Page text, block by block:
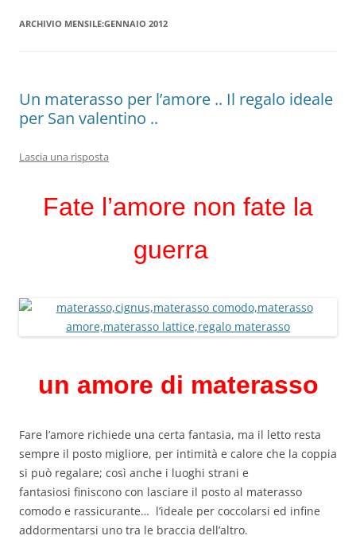
ARCHIVIO MENSILE:GENNAIO 2012
Un materasso per l’amore .. Il regalo ideale
per San valentino ..
Lascia una risposta
Fate l’amore non fate la
guerra
un amore di materasso
Fare l’amore richiede una certa fantasia, ma il letto resta
sempre il posto migliore, per intimità e calore che la coppia
si può regalare; così anche i luoghi strani e
fantasiosi finiscono con lasciare il posto al materasso
comodo e rassicurante… l’ideale per coccolarsi ed infine
addormentarsi uno tra le braccia dell’altro.